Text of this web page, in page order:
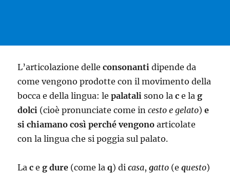
L’articolazione delleconsonanti dipende da
come vengono prodotte con il movimento della
bocca e della lingua: lepalatali sono lace lag
dolci (cioè pronunciate come incesto e gelato)e
si chiamano così perché vengono articolate
con la lingua che si poggia sul palato.
Lac eg dure (come laq) dicasa,gatto (equesto)